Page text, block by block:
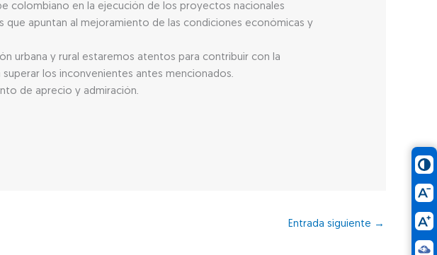
colombiano en la ejecución de los proyectos nacionales
que apuntan al mejoramiento de las condiciones económicas y
urbana y rural estaremos atentos para contribuir con la
los inconvenientes antes mencionados.
de aprecio y admiración.
Entrada siguiente →